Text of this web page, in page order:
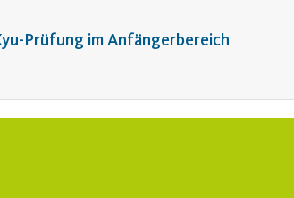
Prüfung im Anfängerbereich